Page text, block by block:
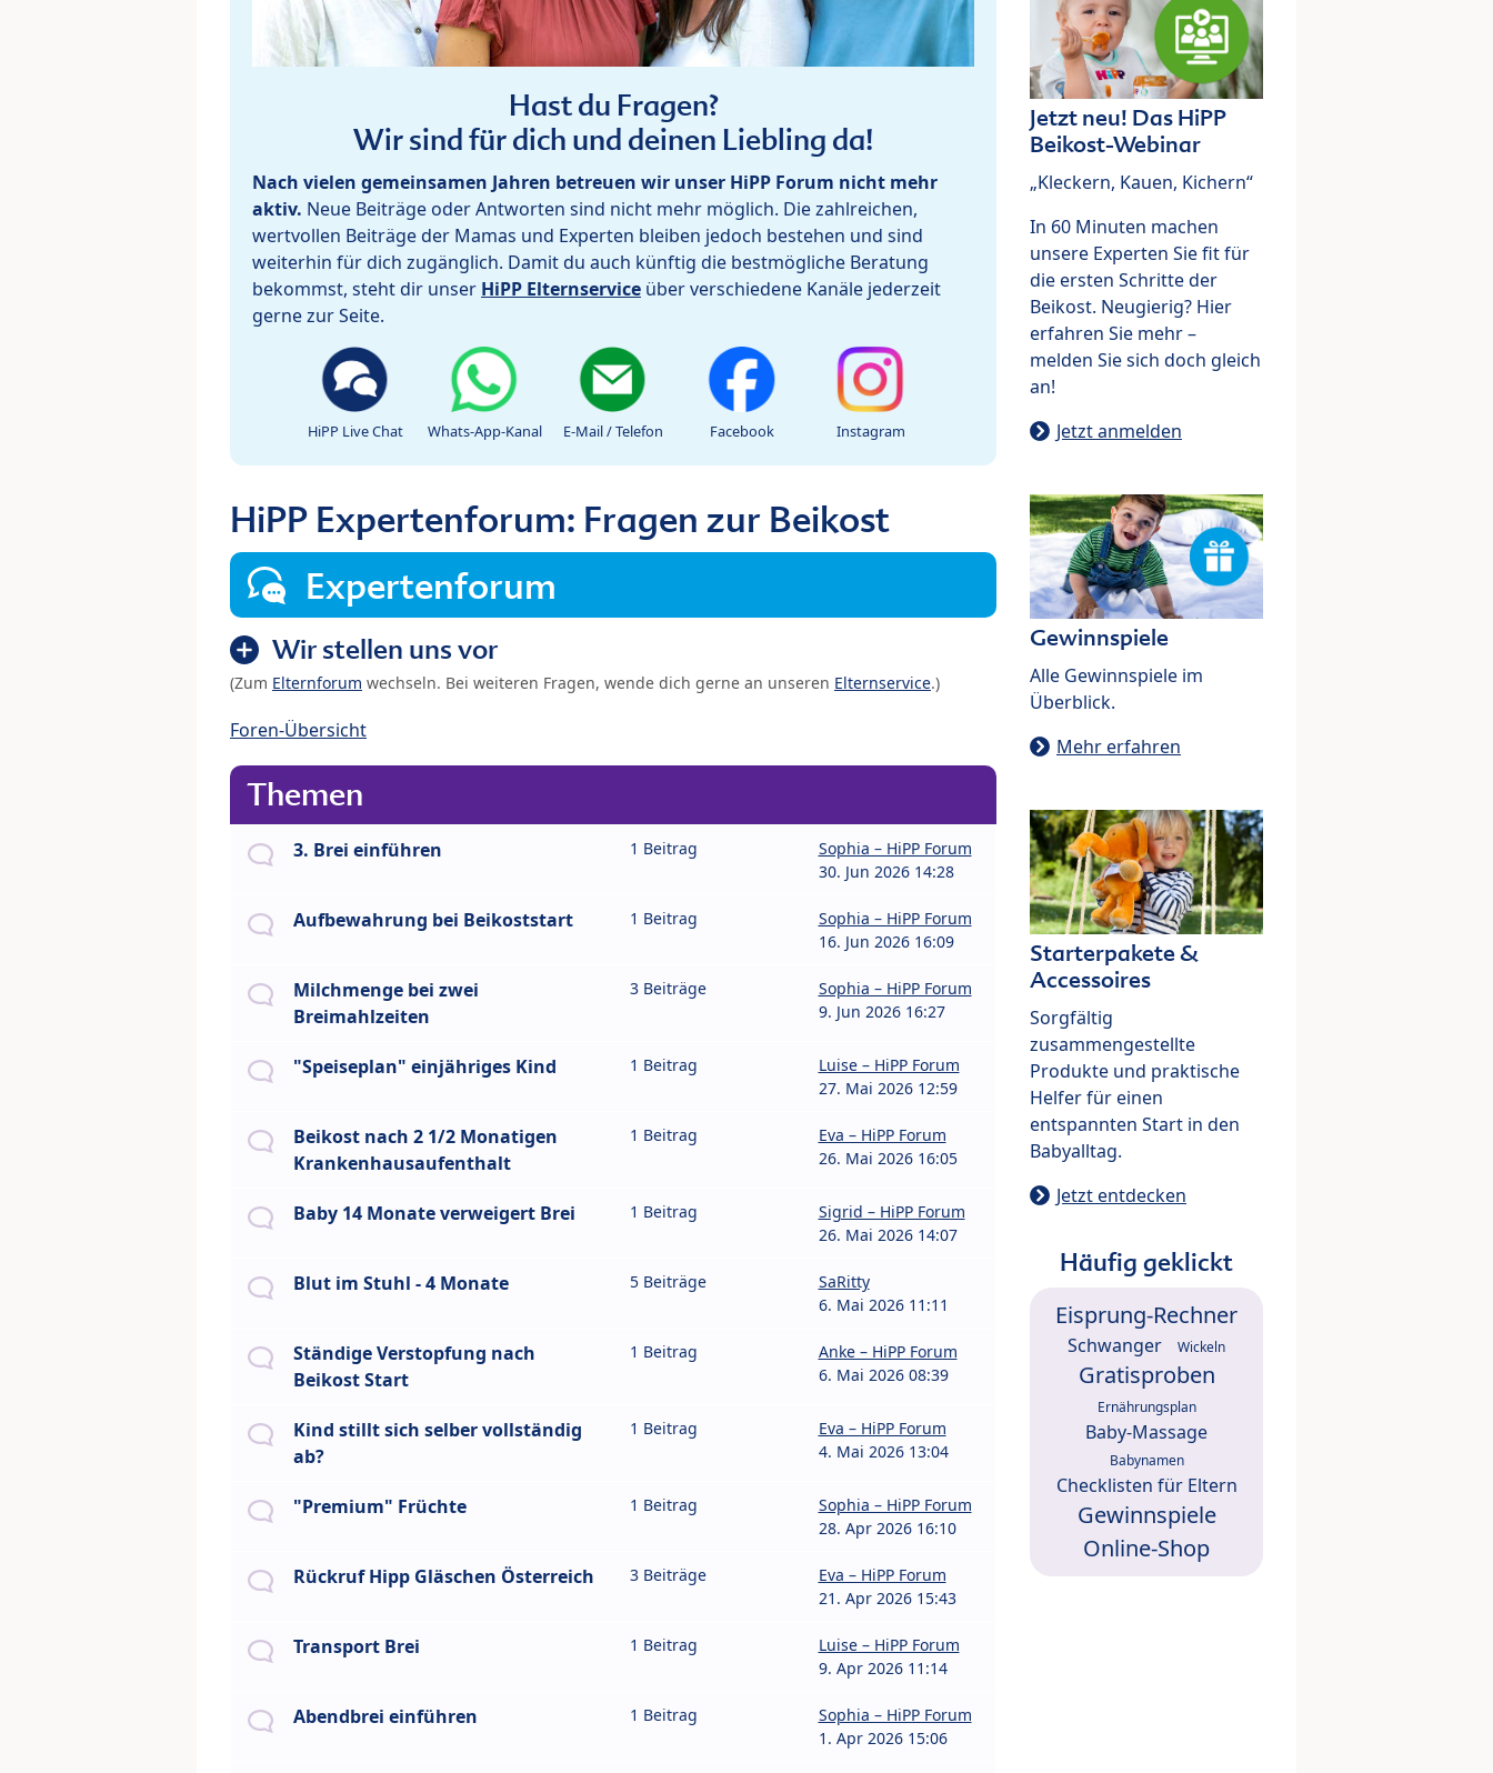
Hast du Fragen?
Wir sind für dich und deinen Liebling da!
Nach vielen gemeinsamen Jahren betreuen wir unser HiPP Forum nicht mehr
aktiv. Neue Beiträge oder Antworten sind nicht mehr möglich. Die zahlreichen,
wertvollen Beiträge der Mamas und Experten bleiben jedoch bestehen und sind
weiterhin für dich zugänglich. Damit du auch künftig die bestmögliche Beratung
bekommst, steht dir unser HiPP Elternservice über verschiedene Kanäle jederzeit
gerne zur Seite.
HiPP Live Chat Whats-App-Kanal E-Mail / Telefon Facebook Instagram
HiPP Expertenforum: Fragen zur Beikost
Expertenforum
Wir stellen uns vor
(Zum Elternforum wechseln. Bei weiteren Fragen, wende dich gerne an unseren Elternservice.)
Foren-Übersicht
Themen
3. Brei einführen 1 Beitrag
Sophia – HiPP Forum
30. Jun 2026 14:28
Aufbewahrung bei Beikoststart 1 Beitrag
Sophia – HiPP Forum
16. Jun 2026 16:09
Milchmenge bei zwei
Breimahlzeiten
3 Beiträge
Sophia – HiPP Forum
9. Jun 2026 16:27
"Speiseplan" einjähriges Kind 1 Beitrag
Luise – HiPP Forum
27. Mai 2026 12:59
Beikost nach 2 1/2 Monatigen
Krankenhausaufenthalt
1 Beitrag
Eva – HiPP Forum
26. Mai 2026 16:05
Baby 14 Monate verweigert Brei 1 Beitrag
Sigrid – HiPP Forum
26. Mai 2026 14:07
Blut im Stuhl - 4 Monate 5 Beiträge
SaRitty
6. Mai 2026 11:11
Ständige Verstopfung nach
Beikost Start
1 Beitrag
Anke – HiPP Forum
6. Mai 2026 08:39
Kind stillt sich selber vollständig
ab?
1 Beitrag
Eva – HiPP Forum
4. Mai 2026 13:04
"Premium" Früchte 1 Beitrag
Sophia – HiPP Forum
28. Apr 2026 16:10
Rückruf Hipp Gläschen Österreich 3 Beiträge
Eva – HiPP Forum
21. Apr 2026 15:43
Transport Brei 1 Beitrag
Luise – HiPP Forum
9. Apr 2026 11:14
Abendbrei einführen 1 Beitrag
Sophia – HiPP Forum
1. Apr 2026 15:06
Jetzt neu! Das HiPP
Beikost-Webinar
„Kleckern, Kauen, Kichern“
In 60 Minuten machen
unsere Experten Sie fit für
die ersten Schritte der
Beikost. Neugierig? Hier
erfahren Sie mehr –
melden Sie sich doch gleich
an!
Jetzt anmelden
Gewinnspiele
Alle Gewinnspiele im
Überblick.
Mehr erfahren
Starterpakete &
Accessoires
Sorgfältig
zusammengestellte
Produkte und praktische
Helfer für einen
entspannten Start in den
Babyalltag.
Jetzt entdecken
Häufig geklickt
Eisprung-Rechner
Schwanger Wickeln
Gratisproben
Ernährungsplan
Baby-Massage
Babynamen
Checklisten für Eltern
Gewinnspiele
Online-Shop